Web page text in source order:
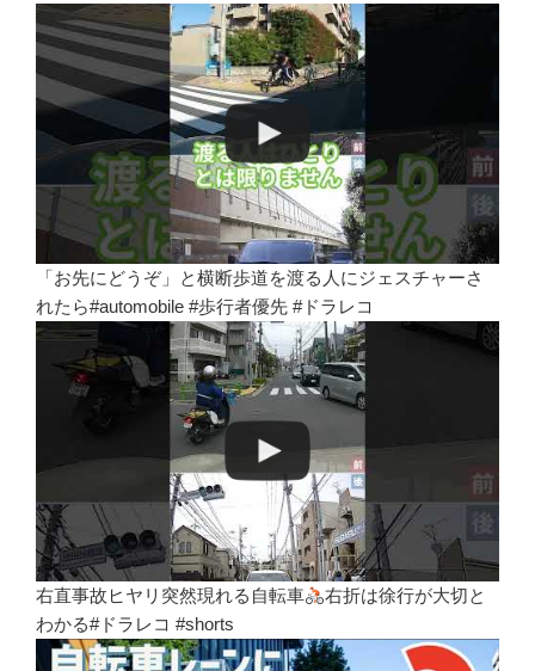
「お先にどうぞ」と横断歩道を渡る人にジェスチャーさ
れたら#automobile #歩行者優先 #ドラレコ
右直事故ヒヤリ突然現れる自転車
右折は徐行が大切と
わかる#ドラレコ #shorts